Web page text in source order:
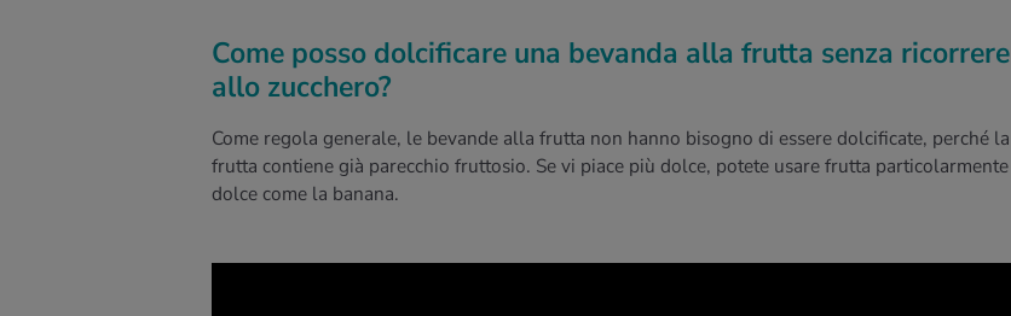
Come posso dolcificare una bevanda alla frutta senza ricorrere
allo zucchero?
Come regola generale, le bevande alla frutta non hanno bisogno di essere dolcificate, perché la
frutta contiene già parecchio fruttosio. Se vi piace più dolce, potete usare frutta particolarmente
dolce come la banana.